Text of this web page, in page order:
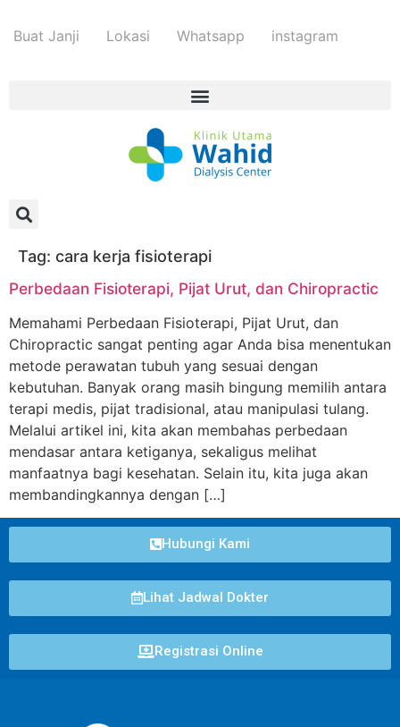
Buat Janji Lokasi Whatsapp instagram
Tag: cara kerja fisioterapi
Perbedaan Fisioterapi, Pijat Urut, dan Chiropractic
Memahami Perbedaan Fisioterapi, Pijat Urut, dan
Chiropractic sangat penting agar Anda bisa menentukan
metode perawatan tubuh yang sesuai dengan
kebutuhan. Banyak orang masih bingung memilih antara
terapi medis, pijat tradisional, atau manipulasi tulang.
Melalui artikel ini, kita akan membahas perbedaan
mendasar antara ketiganya, sekaligus melihat
manfaatnya bagi kesehatan. Selain itu, kita juga akan
membandingkannya dengan […]
Hubungi Kami
Lihat Jadwal Dokter
Registrasi Online